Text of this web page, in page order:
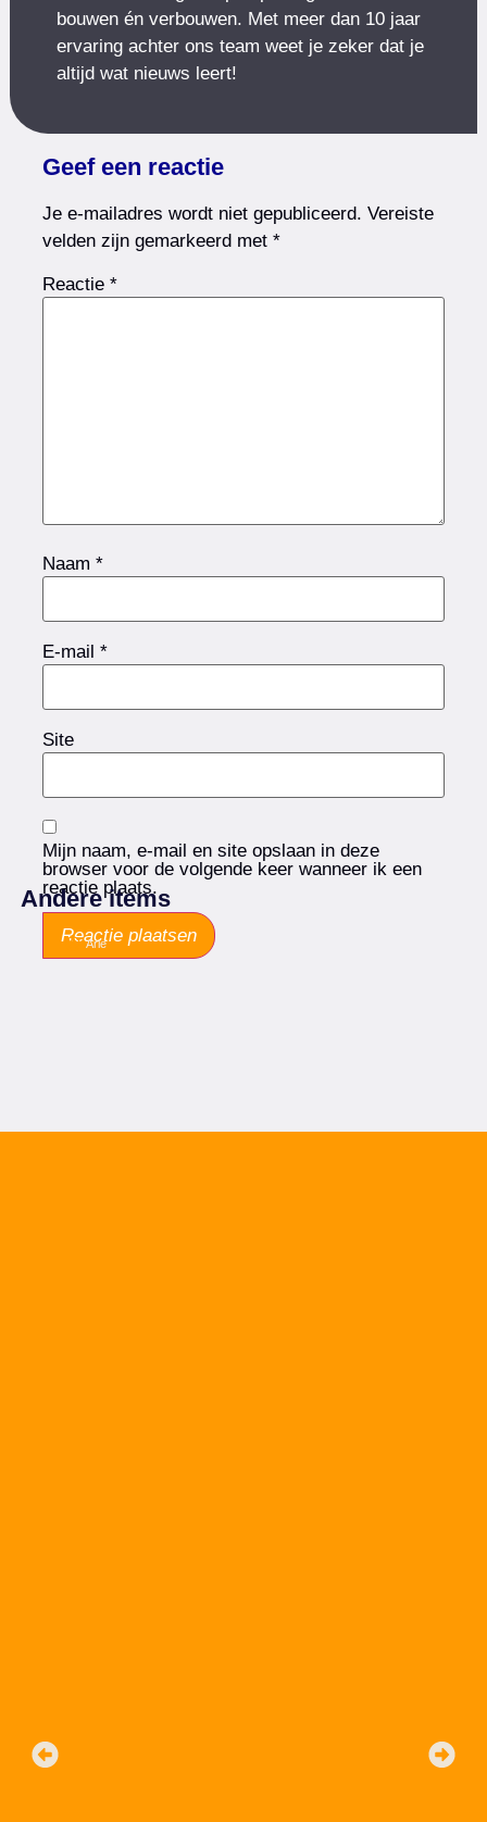
bouwen én verbouwen. Met meer dan 10 jaar
ervaring achter ons team weet je zeker dat je
altijd wat nieuws leert!
Geef een reactie
Je e-mailadres wordt niet gepubliceerd. Vereiste
velden zijn gemarkeerd met*
Reactie*
Naam*
E-mail*
Site
Mijn naam, e-mail en site opslaan in deze
browser voor de volgende keer wanneer ik een
reactie plaats.
Andere items
Arie